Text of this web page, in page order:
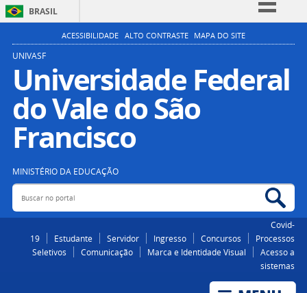
BRASIL
Simplifique!
Participe
Acesso à informação
Legislação
ACESSIBILIDADE ALTO CONTRASTE MAPA DO SITE
UNIVASF
Universidade Federal
do Vale do São
Francisco
MINISTÉRIO DA EDUCAÇÃO
Buscar no portal
Covid-
19
Estudante Servidor Ingresso Concursos
Processos
Seletivos
Comunicação Marca e Identidade Visual
Acesso a
sistemas